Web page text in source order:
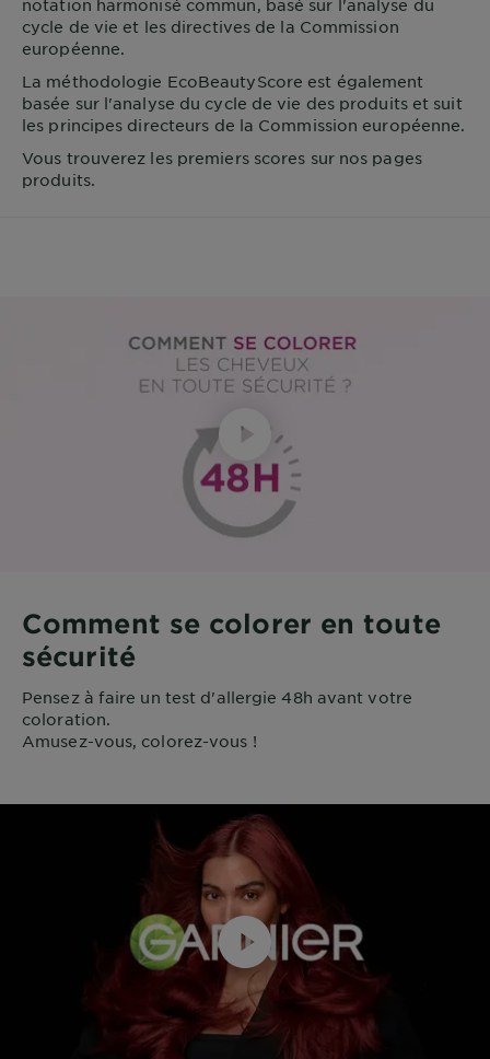
notation harmonisé commun, basé sur l'analyse du
cycle de vie et les directives de la Commission
européenne.
La méthodologie EcoBeautyScore est également
basée sur l'analyse du cycle de vie des produits et suit
les principes directeurs de la Commission européenne.
Vous trouverez les premiers scores sur nos pages
produits.
Comment se colorer en toute
sécurité
Pensez à faire un test d'allergie 48h avant votre
coloration.
Amusez-vous, colorez-vous !